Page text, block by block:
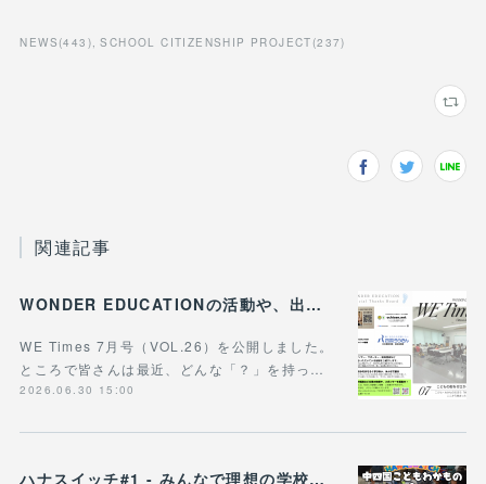
NEWS (443 ) SCHOOL CITIZENSHIP PROJECT (237)
関連記事
WONDER EDUCATIONの活動や、出張講座・講演のご案内をまとめた 『WE Times #26』を公開しました！
WE Times 7月号（VOL.26）を公開しました。
ところで皆さんは最近、どんな「？」を持っ…
2026.06.30 15:00
ハナスイッチ#1 - みんなで理想の学校や学びの未来を考える新企画、スタート！